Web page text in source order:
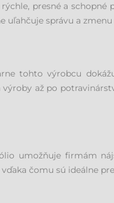
presné a schopné
správu a zmenu
tohto výrobcu
až po
umožňuje firmám
čomu sú ideálne